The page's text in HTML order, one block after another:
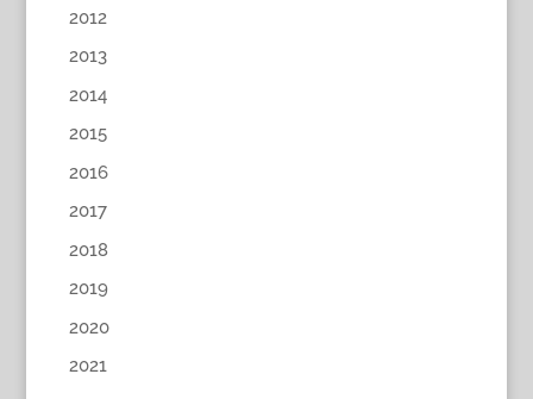
2012
2013
2014
2015
2016
2017
2018
2019
2020
2021